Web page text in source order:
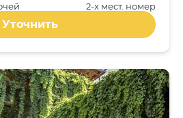
2-x мест. номер
Уточнить